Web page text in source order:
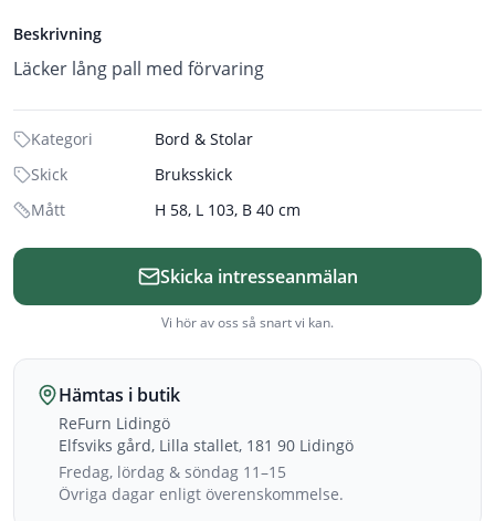
Beskrivning
Läcker lång pall med förvaring
Kategori
Bord & Stolar
Skick
Bruksskick
Mått
H 58, L 103, B 40 cm
Skicka intresseanmälan
Vi hör av oss så snart vi kan.
Hämtas i butik
ReFurn Lidingö
Elfsviks gård, Lilla stallet, 181 90 Lidingö
Fredag, lördag & söndag 11–15
Övriga dagar enligt överenskommelse.